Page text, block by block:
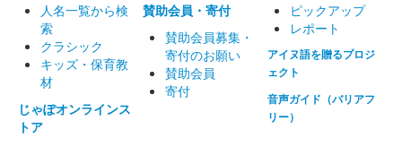
人名一覧から検
索
クラシック
キッズ・保育教
材
じゃぽオンラインス
トア
賛助会員・寄付
賛助会員募集・
寄付のお願い
賛助会員
寄付
ピックアップ
レポート
アイヌ語を贈るプロジ
ェクト
音声ガイド（バリアフ
リー）